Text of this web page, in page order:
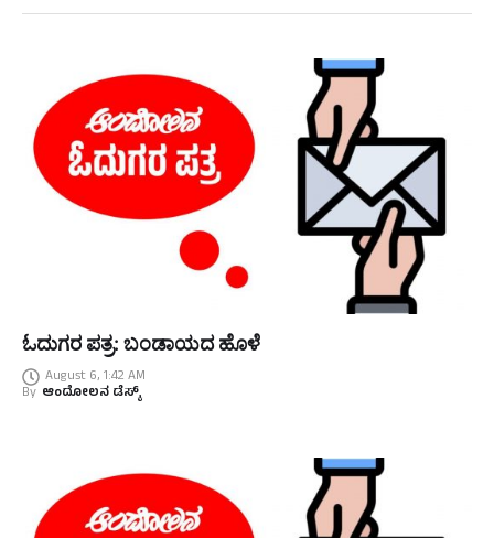
ಓದುಗರ ಪತ್ರ: ಬಂಡಾಯದ ಹೊಳೆ
August 6, 1:42 AM
By ಆಂದೋಲನ ಡೆಸ್ಕ್